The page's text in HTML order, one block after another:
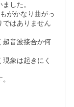
した。
がかなり曲がっ
ではありません
超音波接合か何
象は起きにく